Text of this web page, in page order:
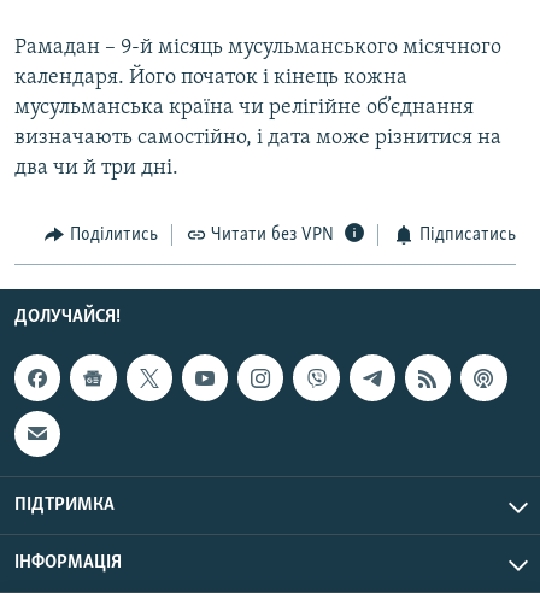
Усі сайти RFE/RL
Рамадан – 9-й місяць мусульманського місячного
календаря. Його початок і кінець кожна
мусульманська країна чи релігійне об’єднання
визначають самостійно, і дата може різнитися на
два чи й три дні.
Поділитись Читати без VPN Підписатись
ДОЛУЧАЙСЯ!
ПІДТРИМКА
ІНФОРМАЦІЯ